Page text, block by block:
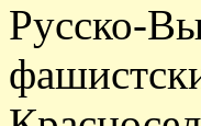
Русско-